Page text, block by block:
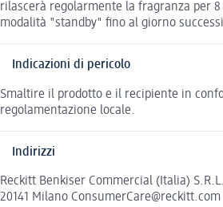
rilascerà regolarmente la fragranza per
modalità "standby" fino al giorno
Indicazioni di pericolo
Smaltire il prodotto e il recipiente in
regolamentazione locale.
Indirizzi
Reckitt Benkiser Commercial (Italia)
20141 Milano ConsumerCare@reckitt.com